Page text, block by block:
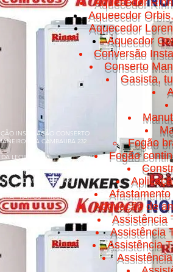
INSTALAÇÃO CONSERTO
RUA CAMBAUBA 232
LEOPOLDINA
- CICADE UNIVERSITÁRIA
- JARDIM GUANABARA -
- PITANGUEIRAS -
- RAMOS - RIBEIRA - TÁUA
Aquecedor
Aqueecdor Orbis,
Aquecedor
Aquecdor
Conversão
Conserto
Gasista,
Fogão
Fogão
Adquação de
Assistência
Assistência
Assistência